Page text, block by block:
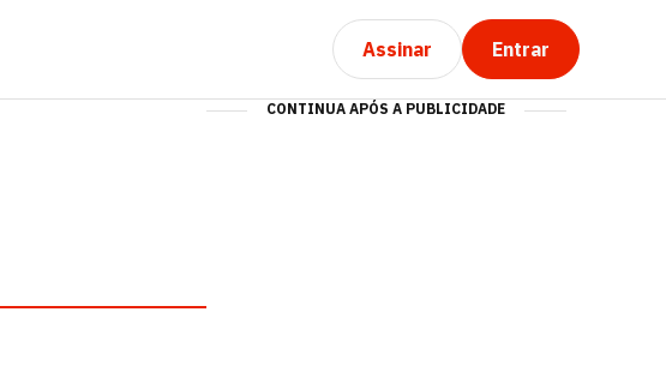
Assinar Entrar
CONTINUA APÓS A PUBLICIDADE